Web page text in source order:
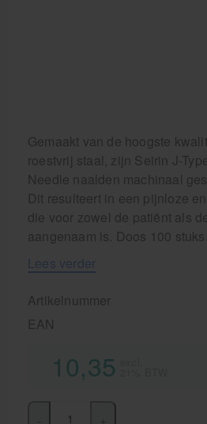
Gemaakt van de hoogste
roestvrij staal, zijn Seirin J-
Needle naalden machinaal
Dit resulteert in een pijnloze
die voor zowel de patiënt als
aangenaam is. Doos 100 stuks.
Lees verder
Artikelnummer
EAN
10,35